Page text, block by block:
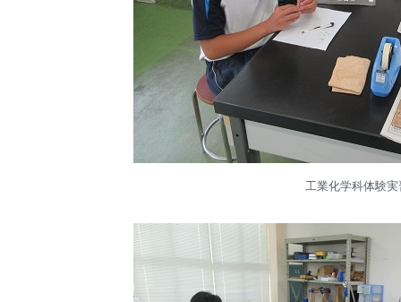
工業化学科体験実